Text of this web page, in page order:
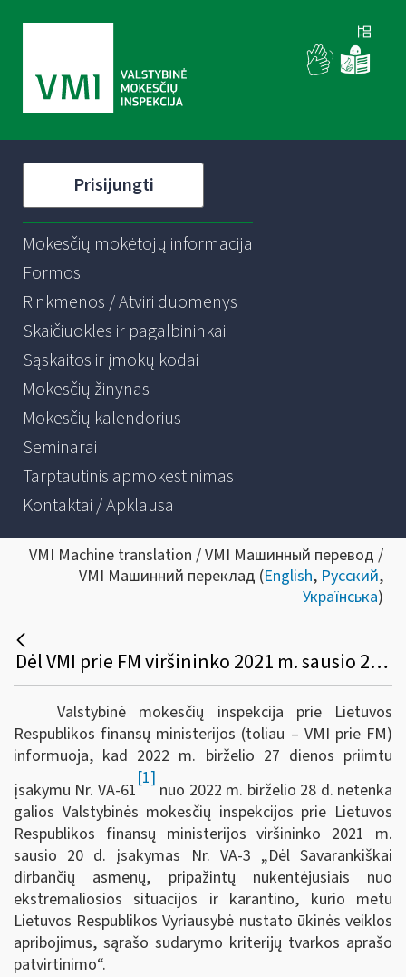
Prisijungti
Mokesčių mokėtojų informacija
Formos
Rinkmenos / Atviri duomenys
Skaičiuoklės ir pagalbininkai
Sąskaitos ir įmokų kodai
Mokesčių žinynas
Mokesčių kalendorius
Seminarai
Tarptautinis apmokestinimas
Kontaktai / Apklausa
VMI Machine translation / VMI Машинный перевод /
VMI Машинний переклад (English, Русский,
Українська)
Dėl VMI prie FM viršininko 2021 m. sausio 20 d. įsakymo Nr. VA-3 „Dėl Savarankiškai dirbančių asmenų, pripažintų nukentėjusiais nuo ekstremaliosios situacijos ir karantino, kurio metu Lietuvos Respublikos Vyriausybė nustato ūkinės veiklos apribojimus, sąrašo sudarymo kriterijų tvarkos aprašo patvirtinimo“ pripažinimo netekusiu galios
Valstybinė mokesčių inspekcija prie Lietuvos
Respublikos finansų ministerijos (toliau – VMI prie FM)
informuoja, kad 2022 m. birželio 27 dienos priimtu
įsakymu Nr. VA-61
[1]
nuo 2022 m. birželio 28 d. netenka
galios Valstybinės mokesčių inspekcijos prie Lietuvos
Respublikos finansų ministerijos viršininko 2021 m.
sausio 20 d. įsakymas Nr. VA-3 „Dėl Savarankiškai
dirbančių asmenų, pripažintų nukentėjusiais nuo
ekstremaliosios situacijos ir karantino, kurio metu
Lietuvos Respublikos Vyriausybė nustato ūkinės veiklos
apribojimus, sąrašo sudarymo kriterijų tvarkos aprašo
patvirtinimo“.